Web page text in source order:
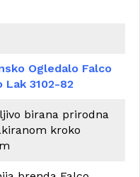
Ogledalo Falco
Lak 3102-82
birana prirodna
kroko